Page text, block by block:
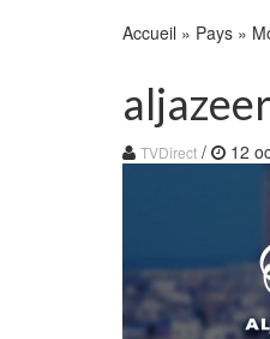
Accueil » Pays »
TVDirect / 12